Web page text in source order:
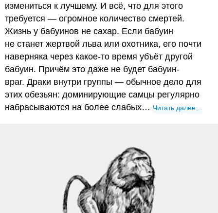
измениться к лучшему. И всё, что для этого
требуется — огромное количество смертей.
Жизнь у бабуинов не сахар. Если бабуин
не станет жертвой льва или охотника, его почти
наверняка через какое-то время убъёт другой
бабуин. Причём это даже не будет бабуин-
враг. Драки внутри группы — обычное дело для
этих обезьян: доминирующие самцы регулярно
набрасываются на более слабых… Читать далее…